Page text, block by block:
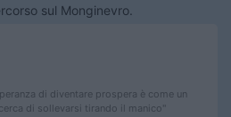
sul Monginevro.
di diventare prospera è come un
di sollevarsi tirando il manico"